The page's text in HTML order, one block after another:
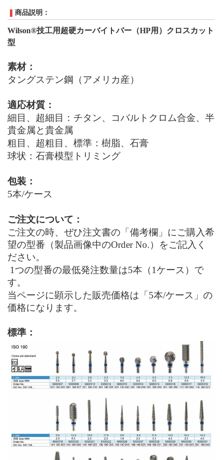
商品説明：
Wilson®技工用超硬カーバイトバー（HP用）クロスカット
型
素材：
タングステン鋼 （アメリカ産）
適応材質：
細目、超細目：チタン、コバルトクロム合金、半
貴金属と貴金属
粗目、超粗目、標準：樹脂、石膏
球状：石膏模型トリミング
包装：
5本/ケース
ご注文について：
ご注文の時、ぜひ注文書の「備考欄」にご購入希
望の型番（製品画像中のOrder No.） をご記入 く
ださい。
1つの型番の最低発注数量は5本（1ケース）で
す。
当ページに顕示した販売価格は「5本/ケース」の
価格になります。
標準：